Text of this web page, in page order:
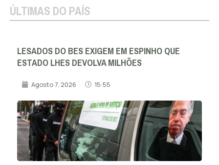
ÚLTIMAS DO PAÍS
LESADOS DO BES EXIGEM EM ESPINHO QUE
ESTADO LHES DEVOLVA MILHÕES
Agosto 7, 2026 15:55